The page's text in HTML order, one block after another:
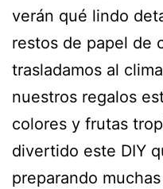
verán qué lindo
restos de papel de
trasladamos al
nuestros regalos
colores y frutas
divertido este DIY
preparando